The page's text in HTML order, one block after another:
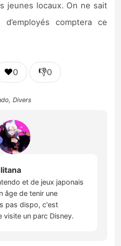
jeunes locaux. On ne sait
comptera ce
❤️0 👎0
,Divers
et de jeux japonais
âge de tenir une
pas dispo, c'est
visite un parc Disney.